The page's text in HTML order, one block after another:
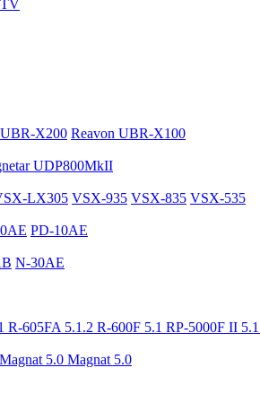
X200 Reavon UBR-X100
UDP800MkII
LX305 VSX-935 VSX-835 VSX-535
PD-10AE
N-30AE
R-605FA 5.1.2 R-600F 5.1 RP-5000F II 5.1
Magnat 5.0 Magnat 5.0